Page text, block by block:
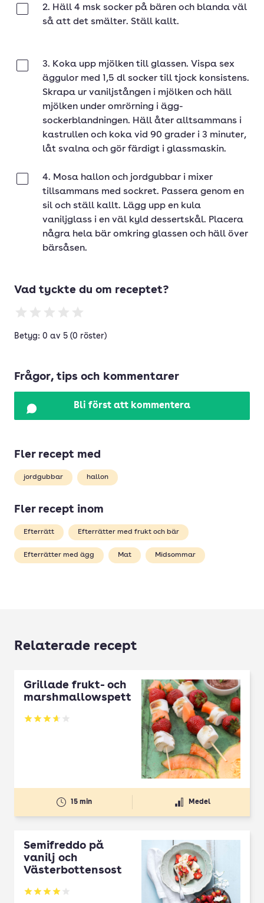
2. Häll 4 msk socker på bären och blanda väl
så att det smälter. Ställ kallt.
3. Koka upp mjölken till glassen. Vispa sex
äggulor med 1,5 dl socker till tjock konsistens.
Skrapa ur vaniljstången i mjölken och häll
mjölken under omrörning i ägg-
sockerblandningen. Häll åter alltsammans i
kastrullen och koka vid 90 grader i 3 minuter,
låt svalna och gör färdigt i glassmaskin.
4. Mosa hallon och jordgubbar i mixer
tillsammans med sockret. Passera genom en
sil och ställ kallt. Lägg upp en kula
vaniljglass i en väl kyld dessertskål. Placera
några hela bär omkring glassen och häll över
bärsåsen.
Vad tyckte du om receptet?
Betyg: 0 av 5 (0 röster)
Frågor, tips och kommentarer
Bli först att kommentera
Fler recept med
jordgubbar hallon
Fler recept inom
Efterrätt Efterrätter med frukt och bär
Efterrätter med ägg Mat Midsommar
Relaterade recept
Grillade frukt- och
marshmallowspett
Betyg: 3.62 av 5
15 min Medel
Semifreddo på
vanilj och
Västerbottensost
Betyg: 4 av 5